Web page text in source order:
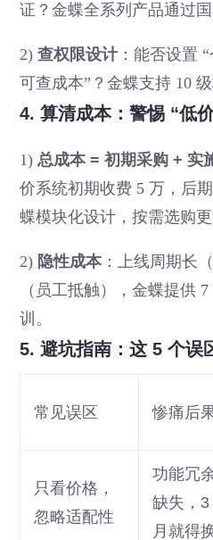
证？金蝶全系列产品通过国
2)查权限设计：能否设置
可查成本”？金蝶支持 10 级
4. 算清成本：警惕 “低
1) 总成本 = 初期采购 + 实
价系统初期收费 5 万，后
蝶模块化设计，按需选购更
2) 隐性成本：上线周期长
（员工抵触），金蝶提供
训。
5. 避坑指南：这 5 个误
常见误区 惨痛后
只看价格，
忽略适配性
功能冗
缺失，3
月就得